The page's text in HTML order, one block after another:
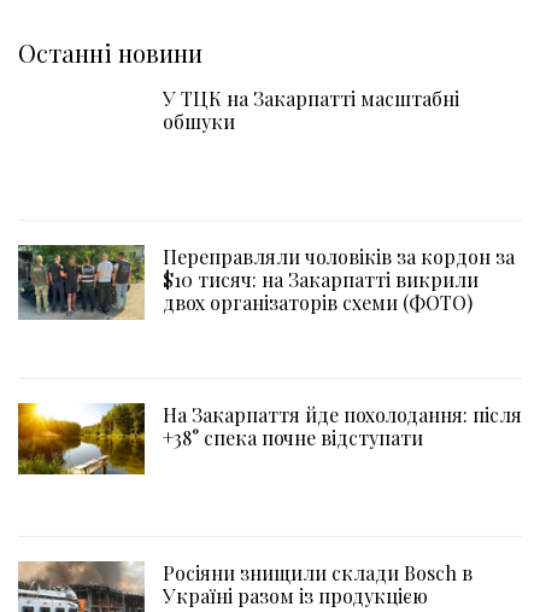
Останні новини
У ТЦК на Закарпатті масштабні
обшуки
Переправляли чоловіків за кордон за
$10 тисяч: на Закарпатті викрили
двох організаторів схеми (ФОТО)
На Закарпаття йде похолодання: після
+38° спека почне відступати
Росіяни знищили склади Bosch в
Україні разом із продукцією